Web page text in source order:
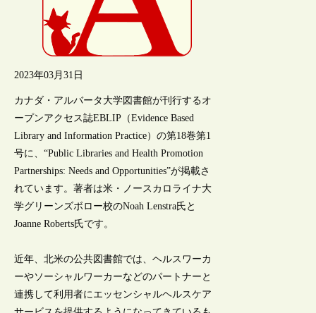
2023年03月31日
カナダ・アルバータ大学図書館が刊行するオ
ープンアクセス誌EBLIP（Evidence Based
Library and Information Practice）の第18巻第1
号に、“Public Libraries and Health Promotion
Partnerships: Needs and Opportunities”が掲載さ
れています。著者は米・ノースカロライナ大
学グリーンズボロー校のNoah Lenstra氏と
Joanne Roberts氏です。
近年、北米の公共図書館では、ヘルスワーカ
ーやソーシャルワーカーなどのパートナーと
連携して利用者にエッセンシャルヘルスケア